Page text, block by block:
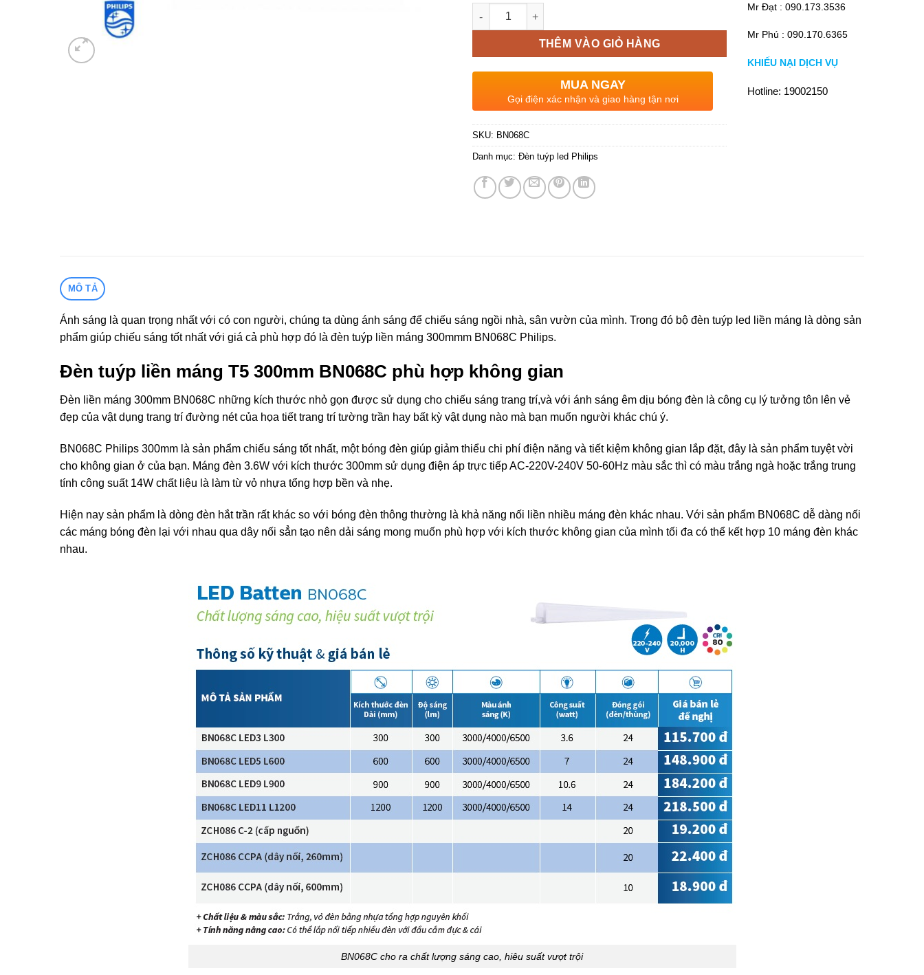
Số lượng
THÊM VÀO GIỎ HÀNG
MUA NGAY
Gọi điện xác nhận và giao hàng tận nơi
SKU: BN068C
Danh mục: Đèn tuýp led Philips
Mr Đạt : 090.173.3536
Mr Phú : 090.170.6365
KHIẾU NẠI DỊCH VỤ
Hotline: 19002150
MÔ TẢ
Ánh sáng là quan trọng nhất với có con người, chúng ta dùng ánh sáng để chiếu sáng ngồi nhà, sân vườn của mình. Trong đó bộ đèn tuýp led liền máng là dòng sản
phẩm giúp chiếu sáng tốt nhất với giá cả phù hợp đó là đèn tuýp liền máng 300mmm BN068C Philips.
Đèn tuýp liền máng T5 300mm BN068C phù hợp không gian
Đèn liền máng 300mm BN068C những kích thước nhỏ gọn được sử dụng cho chiếu sáng trang trí,và với ánh sáng êm dịu bóng đèn là công cụ lý tưởng tôn lên vẻ
đẹp của vật dụng trang trí đường nét của họa tiết trang trí tường trần hay bất kỳ vật dụng nào mà bạn muốn người khác chú ý.
BN068C Philips 300mm là sản phẩm chiếu sáng tốt nhất, một bóng đèn giúp giảm thiểu chi phí điện năng và tiết kiệm không gian lắp đặt, đây là sản phẩm tuyệt vời
cho không gian ở của bạn. Máng đèn 3.6W với kích thước 300mm sử dụng điện áp trực tiếp AC-220V-240V 50-60Hz màu sắc thì có màu trắng ngà hoặc trắng trung
tính công suất 14W chất liệu là làm từ vỏ nhựa tổng hợp bền và nhẹ.
Hiện nay sản phẩm là dòng đèn hắt trần rất khác so với bóng đèn thông thường là khả năng nối liền nhiều máng đèn khác nhau. Với sản phẩm BN068C dễ dàng nối
các máng bóng đèn lại với nhau qua dây nối sẳn tạo nên dải sáng mong muốn phù hợp với kích thước không gian của mình tối đa có thể kết hợp 10 máng đèn khác
nhau.
BN068C cho ra chất lượng sáng cao, hiêu suất vượt trội